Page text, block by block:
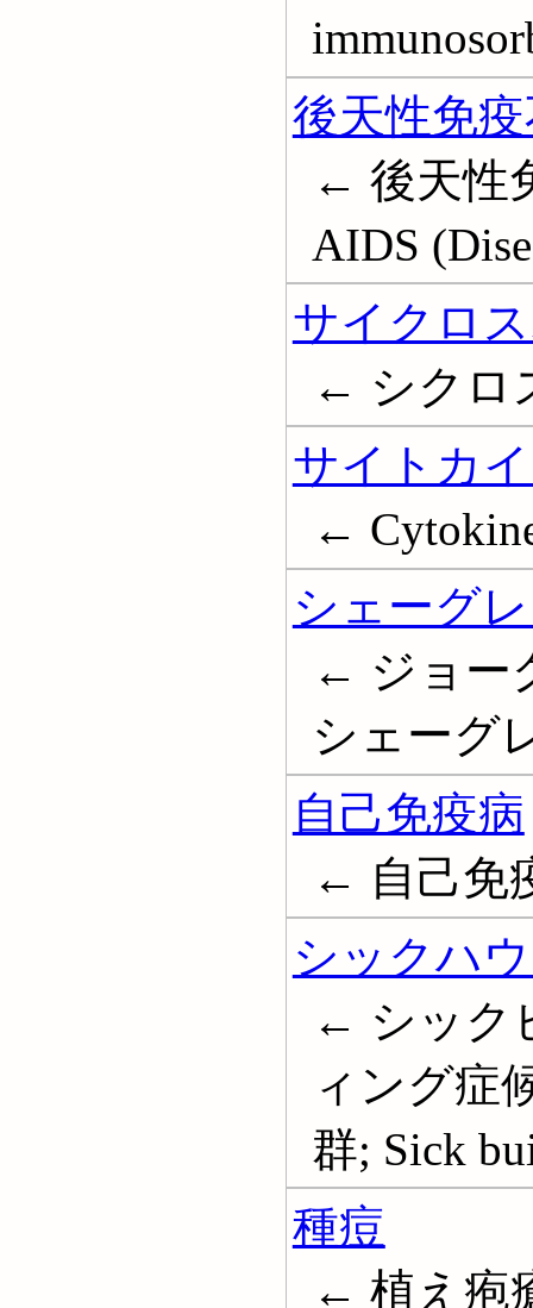
後天性免
← 後天性
AIDS
サイクロ
← シクロ
サイトカ
←
シェーグ
← ジョー
シェーグ
自己免疫病
← 自己免
シックハ
← シック
ィング症
群; Sick
種痘
← 植え疱